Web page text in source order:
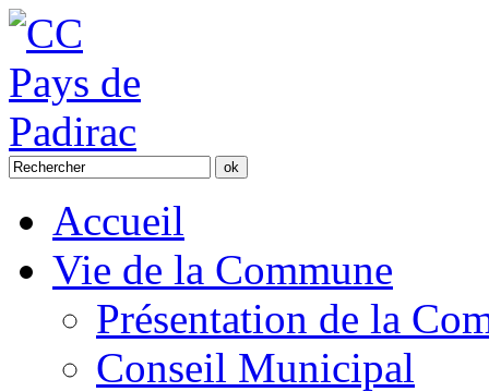
Accueil
Vie de la Commune
Présentation de la
Conseil Municipal